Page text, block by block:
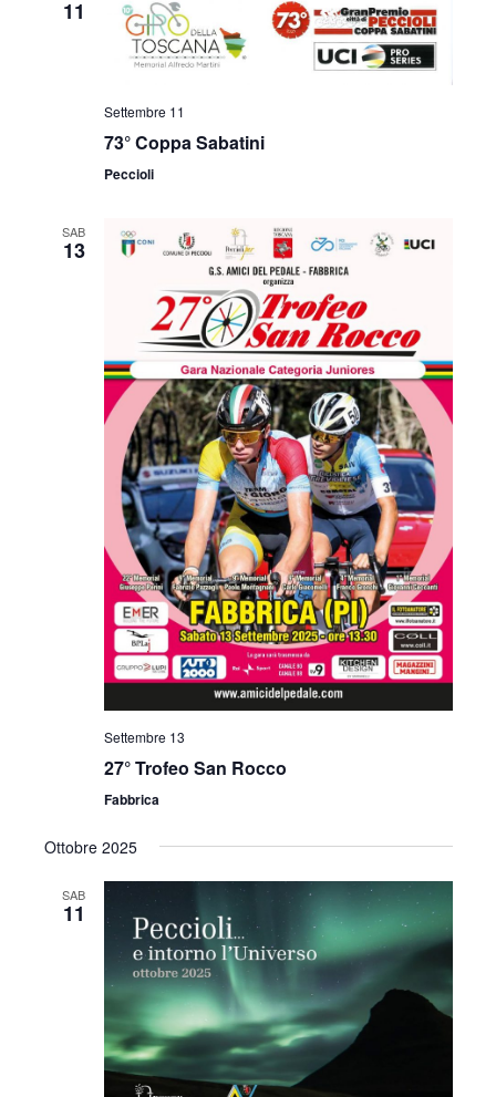
11
Settembre 11
73° Coppa Sabatini
Peccioli
SAB
13
Settembre 13
27° Trofeo San Rocco
Fabbrica
Ottobre 2025
SAB
11